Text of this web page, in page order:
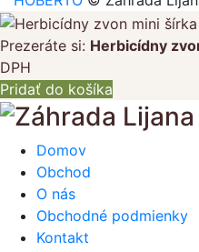
Prezeráte si: Herbicídny
DPH
Pridať do košíka
Domov
Obchod
O nás
Obchodné podmienky
Kontakt